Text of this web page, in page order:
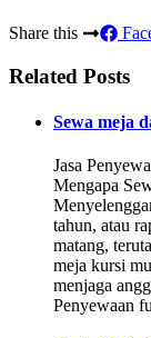
Share this
Related Posts
Sewa meja
Jasa
Mengapa
tahun, atau
matang,
meja kursi
menjaga
Penyewaan